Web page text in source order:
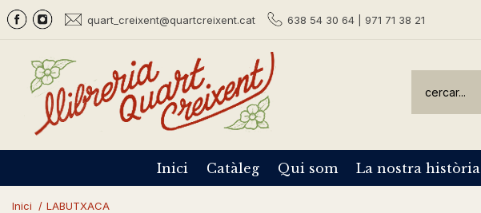
quart_creixent@quartcreixent.cat 638 54 30 64 | 971 71 38 21
Inici Catàleg Qui som La nostra història
Inici / LABUTXACA